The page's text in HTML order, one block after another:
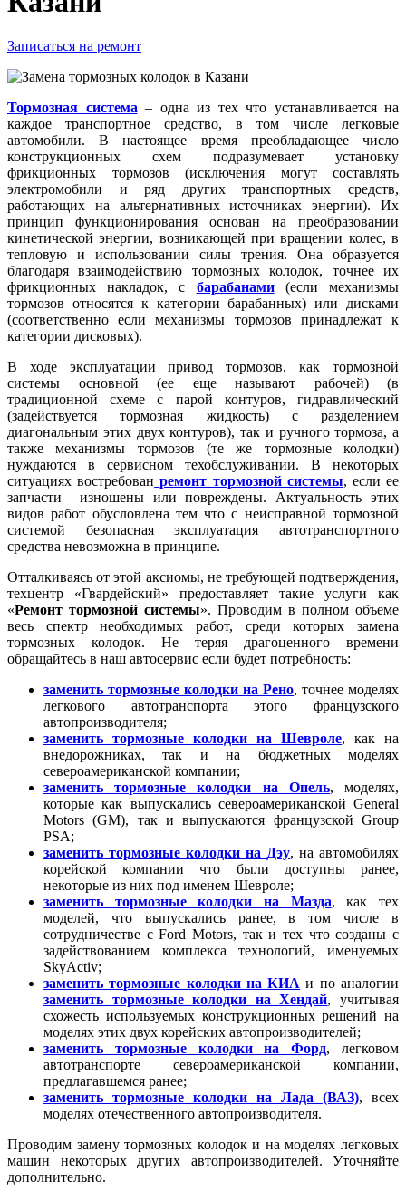
Записаться на ремонт
Тормозная система – одна из тех что устанавливается на
каждое транспортное средство, в том числе легковые
автомобили. В настоящее время преобладающее число
конструкционных схем подразумевает установку
фрикционных тормозов (исключения могут составлять
электромобили и ряд других транспортных средств,
работающих на альтернативных источниках энергии). Их
принцип функционирования основан на преобразовании
кинетической энергии, возникающей при вращении колес, в
тепловую и использовании силы трения. Она образуется
благодаря взаимодействию тормозных колодок, точнее их
фрикционных накладок, с барабанами(если механизмы
тормозов относятся к категории барабанных) или дисками
(соответственно если механизмы тормозов принадлежат к
категории дисковых).
В ходе эксплуатации привод тормозов, как тормозной
системы основной (ее еще называют рабочей) (в
традиционной схеме с парой контуров, гидравлический
(задействуется тормозная жидкость) с разделением
диагональным этих двух контуров), так и ручного тормоза, а
также механизмы тормозов (те же тормозные колодки)
нуждаются в сервисном техобслуживании. В некоторых
ситуациях востребован ремонт тормозной системы, если ее
запчасти
изношены или повреждены. Актуальность этих
видов работ обусловлена тем что с неисправной тормозной
системой безопасная эксплуатация автотранспортного
средства невозможна в принципе.
Отталкиваясь от этой аксиомы, не требующей подтверждения,
техцентр «Гвардейский» предоставляет такие услуги как
«Ремонт тормозной системы». Проводим в полном объеме
весь спектр необходимых работ, среди которых замена
тормозных колодок. Не теряя драгоценного времени
обращайтесь в наш автосервис если будет потребность:
заменить тормозные колодки на Рено, точнее моделях
легкового автотранспорта этого французского
автопроизводителя;
заменить тормозные колодки на Шевроле, как на
внедорожниках, так и на бюджетных моделях
североамериканской компании;
заменить тормозные колодки на Опель, моделях,
которые как выпускались североамериканской General
Motors (GM), так и выпускаются французской Group
PSA;
заменить тормозные колодки на Дэу, на автомобилях
корейской компании что были доступны ранее,
некоторые из них под именем Шевроле;
заменить тормозные колодки на Мазда, как тех
моделей, что выпускались ранее, в том числе в
сотрудничестве с Ford Motors, так и тех что созданы с
задействованием комплекса технологий, именуемых
SkyActiv;
заменить тормозные колодки на КИА и по аналогии
заменить тормозные колодки на Хендай, учитывая
схожесть используемых конструкционных решений на
моделях этих двух корейских автопроизводителей;
заменить тормозные колодки на Форд, легковом
автотранспорте североамериканской компании,
предлагавшемся ранее;
заменить тормозные колодки на Лада (ВАЗ), всех
моделях отечественного автопроизводителя.
Проводим замену тормозных колодок и на моделях легковых
машин некоторых других автопроизводителей. Уточняйте
дополнительно.